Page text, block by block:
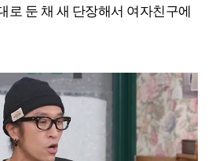
로 둔 채 새 단장해서 여자친구에